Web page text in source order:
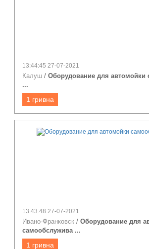
13:44:45 27-07-2021
Калуш/Оборудование для автомойки
...
1 гривна
13:43:48 27-07-2021
Ивано-Франковск/Оборудование для
самообслужива ...
1 гривна